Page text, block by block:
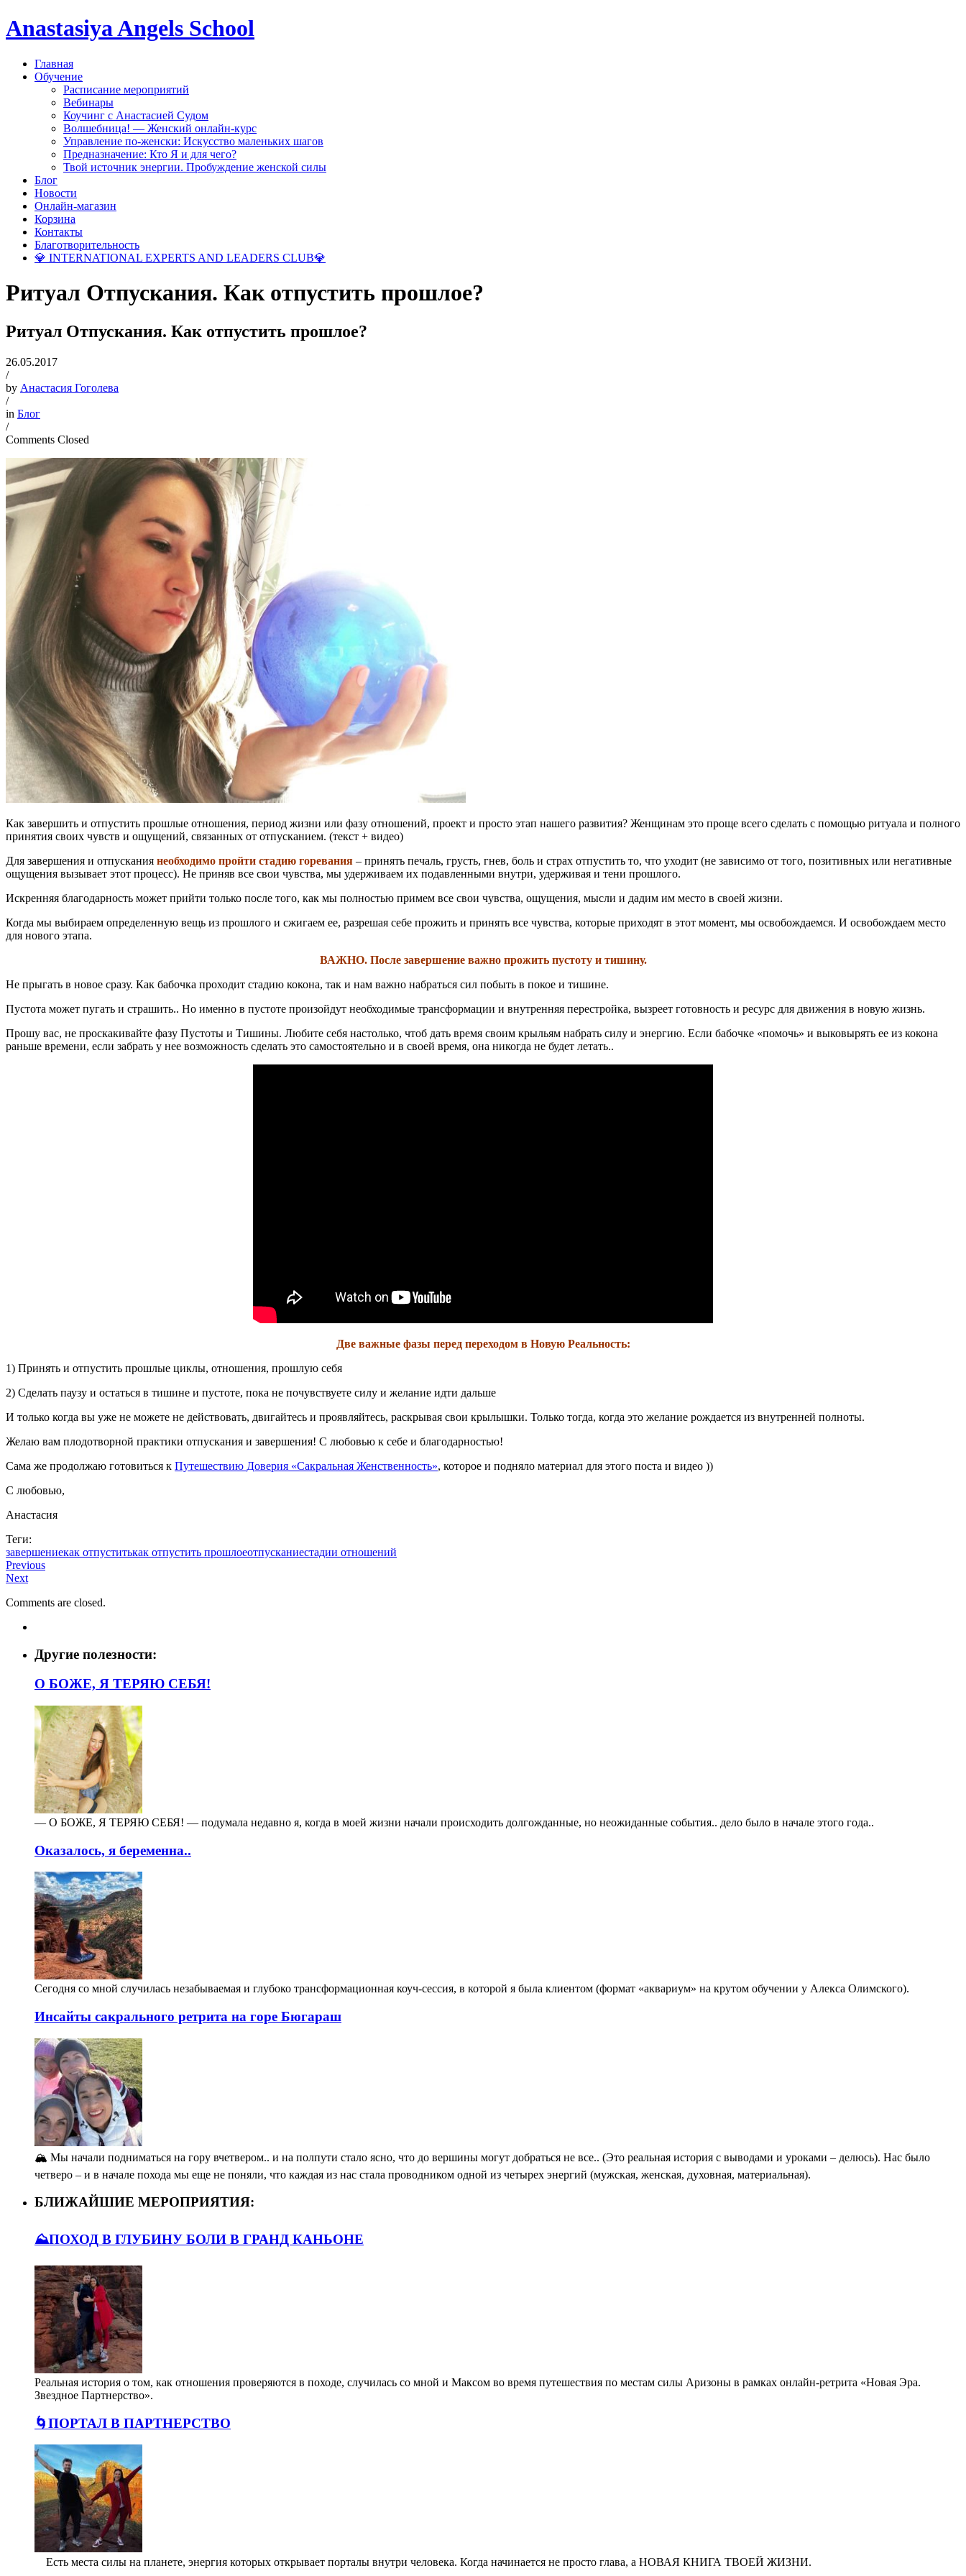
Anastasiya Angels School
Главная
Обучение
Расписание мероприятий
Вебинары
Коучинг с Анастасией Судом
Волшебница! — Женский онлайн-курс
Управление по-женски: Искусство маленьких шагов
Предназначение: Кто Я и для чего?
Твой источник энергии. Пробуждение женской силы
Блог
Новости
Онлайн-магазин
Корзина
Контакты
Благотворительность
💎 INTERNATIONAL EXPERTS AND LEADERS CLUB💎
Ритуал Отпускания. Как отпустить прошлое?
Ритуал Отпускания. Как отпустить прошлое?
26.05.2017
/
by Анастасия Гоголева
/
in Блог
/
Comments Closed
Как завершить и отпустить прошлые отношения, период жизни или фазу отношений, проект и просто этап нашего развития? Женщинам это проще всего сделать с помощью ритуала и полного
принятия своих чувств и ощущений, связанных от отпусканием. (текст + видео)
Для завершения и отпускания необходимо пройти стадию горевания – принять печаль, грусть, гнев, боль и страх отпустить то, что уходит (не зависимо от того, позитивных или негативные
ощущения вызывает этот процесс). Не приняв все свои чувства, мы удерживаем их подавленными внутри, удерживая и тени прошлого.
Искренняя благодарность может прийти только после того, как мы полностью примем все свои чувства, ощущения, мысли и дадим им место в своей жизни.
Когда мы выбираем определенную вещь из прошлого и сжигаем ее, разрешая себе прожить и принять все чувства, которые приходят в этот момент, мы освобождаемся. И освобождаем место
для нового этапа.
ВАЖНО. После завершение важно прожить пустоту и тишину.
Не прыгать в новое сразу. Как бабочка проходит стадию кокона, так и нам важно набраться сил побыть в покое и тишине.
Пустота может пугать и страшить.. Но именно в пустоте произойдут необходимые трансформации и внутренняя перестройка, вызреет готовность и ресурс для движения в новую жизнь.
Прошу вас, не проскакивайте фазу Пустоты и Тишины. Любите себя настолько, чтоб дать время своим крыльям набрать силу и энергию. Если бабочке «помочь» и выковырять ее из кокона
раньше времени, если забрать у нее возможность сделать это самостоятельно и в своей время, она никогда не будет летать..
Две важные фазы перед переходом в Новую Реальность:
1) Принять и отпустить прошлые циклы, отношения, прошлую себя
2) Сделать паузу и остаться в тишине и пустоте, пока не почувствуете силу и желание идти дальше
И только когда вы уже не можете не действовать, двигайтесь и проявляйтесь, раскрывая свои крылышки. Только тогда, когда это желание рождается из внутренней полноты.
Желаю вам плодотворной практики отпускания и завершения! С любовью к себе и благодарностью!
Сама же продолжаю готовиться к Путешествию Доверия «Сакральная Женственность», которое и подняло материал для этого поста и видео ))
С любовью,
Анастасия
Теги:
завершениекак отпуститькак отпустить прошлоеотпусканиестадии отношений
Previous
Next
Comments are closed.
Другие полезности:
О БОЖЕ, Я ТЕРЯЮ СЕБЯ!
— О БОЖЕ, Я ТЕРЯЮ СЕБЯ! — подумала недавно я, когда в моей жизни начали происходить долгожданные, но неожиданные события.. дело было в начале этого года..
Оказалось, я беременна..
Сегодня со мной случилась незабываемая и глубоко трансформационная коуч-сессия, в которой я была клиентом (формат «аквариум» на крутом обучении у Алекса Олимского).
Инсайты сакрального ретрита на горе Бюгараш
🏔️ Мы начали подниматься на гору вчетвером.. и на полпути стало ясно, что до вершины могут добраться не все.. (Это реальная история с выводами и уроками – делюсь). Нас было
четверо – и в начале похода мы еще не поняли, что каждая из нас стала проводником одной из четырех энергий (мужская, женская, духовная, материальная).
БЛИЖАЙШИЕ МЕРОПРИЯТИЯ:
⛰️ПОХОД В ГЛУБИНУ БОЛИ В ГРАНД КАНЬОНЕ
Реальная история о том, как отношения проверяются в походе, случилась со мной и Максом во время путешествия по местам силы Аризоны в рамках онлайн-ретрита «Новая Эра.
Звездное Партнерство».
🌀ПОРТАЛ В ПАРТНЕРСТВО
⠀ Есть места силы на планете, энергия которых открывает порталы внутри человека. Когда начинается не просто глава, а НОВАЯ КНИГА ТВОЕЙ ЖИЗНИ.